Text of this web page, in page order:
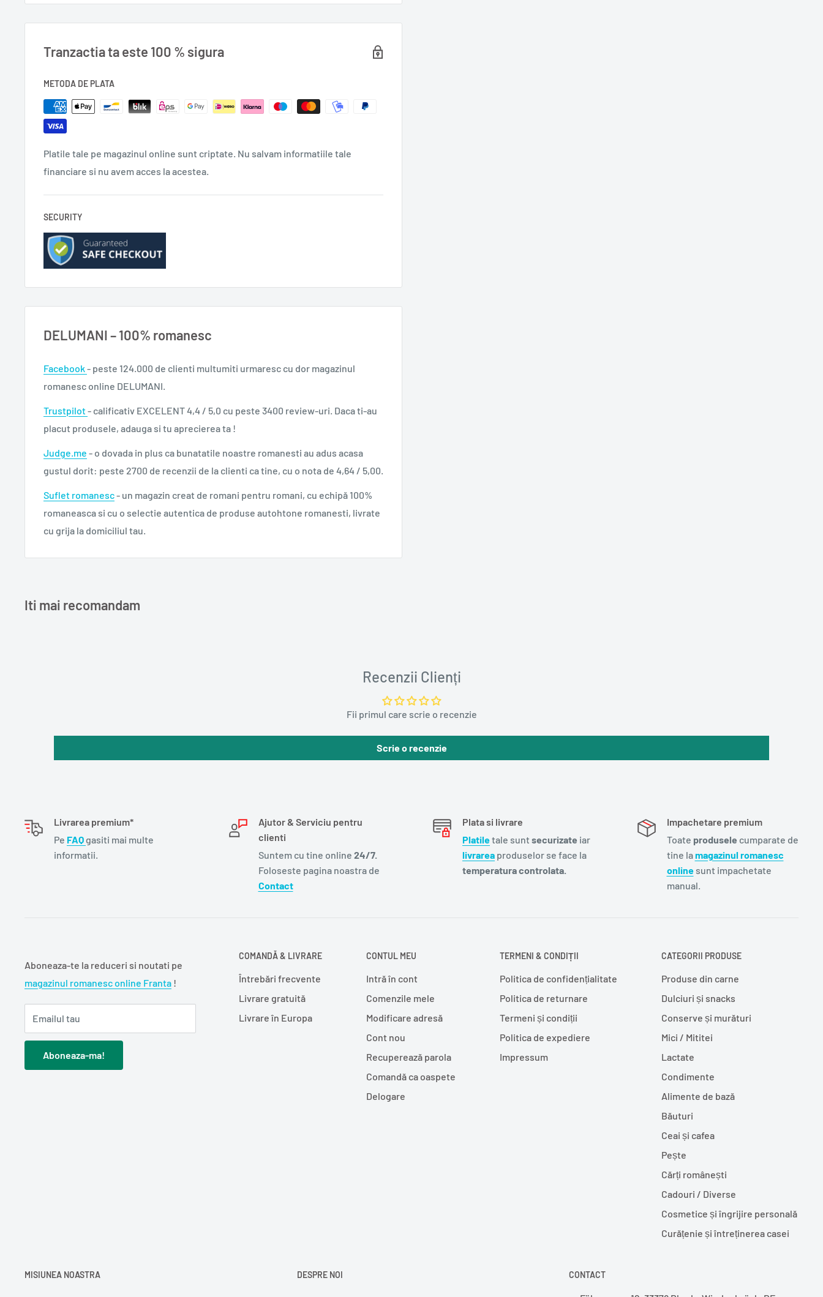
Ediție: I
Pagini: 248
ISBN: 978-606-779-852-4
Colecție: Raftul Denisei
Autor: Susana Fortes
Traducere: Cornelia Rădulescu
0,280 g
Tranzactia ta este 100 % sigura
METODA DE PLATA
Platile tale pe magazinul online sunt criptate. Nu salvam informatiile tale
financiare si nu avem acces la acestea.
SECURITY
DELUMANI – 100% romanesc
Facebook- peste 124.000 de clienti multumiti urmaresc cu dor magazinul
romanesc online DELUMANI.
Trustpilot- calificativ EXCELENT 4,4 / 5,0 cu peste 3400 review-uri. Daca ti-au
placut produsele, adauga si tu aprecierea ta !
Judge.me - o dovada in plus ca bunatatile noastre romanesti au adus acasa
gustul dorit: peste 2700 de recenzii de la clienti ca tine, cu o nota de 4,64 / 5,00.
Suflet romanesc- un magazin creat de romani pentru romani, cu echipă 100%
romaneasca si cu o selectie autentica de produse autohtone romanesti, livrate
cu grija la domiciliul tau.
Iti mai recomandam
Recenzii Clienți
Fii primul care scrie o recenzie
Scrie o recenzie
Livrarea premium*
Pe FAQ gasiti mai multe
informatii.
Ajutor & Serviciu pentru
clienti
Suntem cu tine online 24/7.
Foloseste pagina noastra de
Contact
Plata si livrare
Platiletale sunt securizate iar
livrarea produselor se face la
temperatura controlata.
Impachetare premium
Toate produsele cumparate de
tine lamagazinul romanesc
onlinesunt impachetate
manual.
Aboneaza-te la reduceri si noutati pe
magazinul romanesc online Franta !
Emailul tau
Aboneaza-ma!
COMANDĂ & LIVRARE
Întrebări frecvente
Livrare gratuită
Livrare în Europa
CONTUL MEU
Intră în cont
Comenzile mele
Modificare adresă
Cont nou
Recuperează parola
Comandă ca oaspete
Delogare
TERMENI & CONDIȚII
Politica de confidențialitate
Politica de returnare
Termeni și condiții
Politica de expediere
Impressum
CATEGORII PRODUSE
Produse din carne
Dulciuri și snacks
Conserve și murături
Mici / Mititei
Lactate
Condimente
Alimente de bază
Băuturi
Ceai și cafea
Pește
Cărți românești
Cadouri / Diverse
Cosmetice și îngrijire personală
Curățenie și întreținerea casei
MISIUNEA NOASTRA DESPRE NOI CONTACT